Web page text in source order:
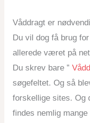
Våddragt er
Du vil dog få brug
allerede været på
Du skrev bare ”
søgefeltet. Og så
forskellige sites. Og
findes nemlig